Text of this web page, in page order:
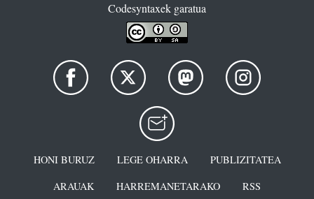
Codesyntaxek garatua
HONI BURUZ LEGE OHARRA
PUBLIZITATEA
ARAUAK
HARREMANETARAKO RSS